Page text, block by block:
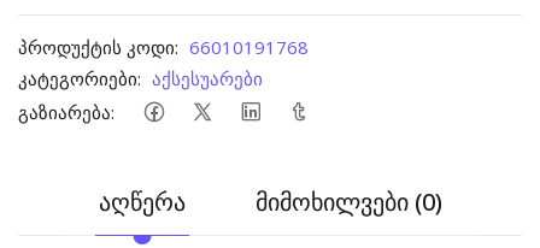
პროდუქტის კოდი: 66010191768
კატეგორიები: აქსესუარები
გაზიარება:
აღწერა მიმოხილვები (0)